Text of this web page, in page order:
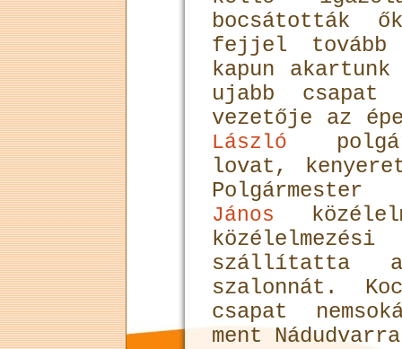
bocsátották
fejjel
kapun
ujabb
vezetője az
László
lovat,
János
szállítatta
szalonnát.
csapat
ment